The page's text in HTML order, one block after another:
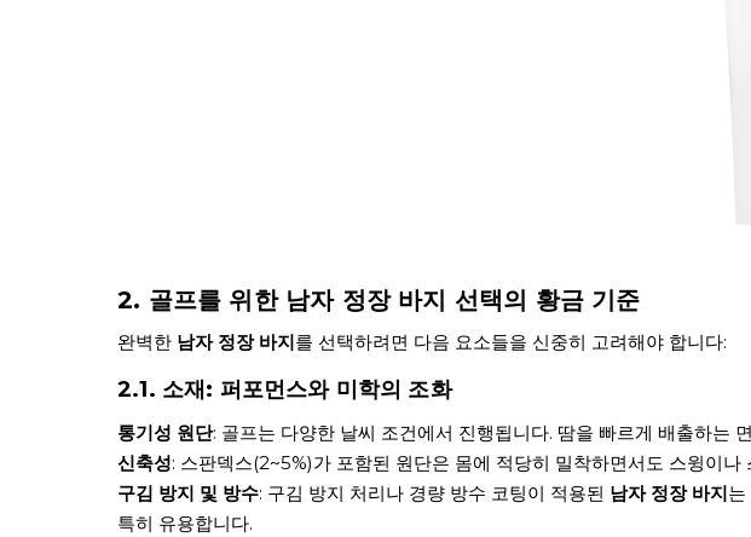
2. 골프를 위한 남자 정장 바지 선택의 황금 기준
완벽한 남자 정장 바지를 선택하려면 다음 요소들을 신중히 고려해야 합니다:
2.1. 소재: 퍼포먼스와 미학의 조화
통기성 원단: 골프는 다양한 날씨 조건에서 진행됩니다. 땀을 빠르게 배출하는
신축성: 스판덱스(2~5%)가 포함된 원단은 몸에 적당히 밀착하면서도 스윙이
구김 방지 및 방수: 구김 방지 처리나 경량 방수 코팅이 적용된 남자 정장 바지
특히 유용합니다.